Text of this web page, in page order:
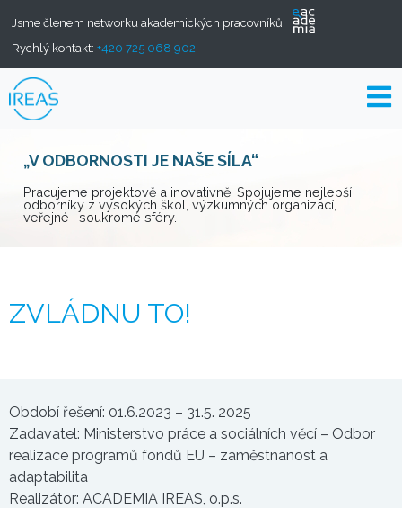
Jsme členem networku akademických pracovníků.
Rychlý kontakt: +420 725 068 902
„V ODBORNOSTI JE NAŠE SÍLA“
Pracujeme projektově a inovativně. Spojujeme nejlepší
odborníky z vysokých škol, výzkumných organizací,
veřejné i soukromé sféry.
ZVLÁDNU TO!
Období řešení: 01.6.2023 – 31.5. 2025
Zadavatel: Ministerstvo práce a sociálních věcí – Odbor
realizace programů fondů EU – zaměstnanost a
adaptabilita
Realizátor: ACADEMIA IREAS, o.p.s.